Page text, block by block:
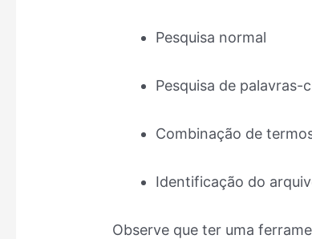
Pesquisa normal
Pesquisa de palavras-
Combinação de
Identificação do
Observe que ter uma